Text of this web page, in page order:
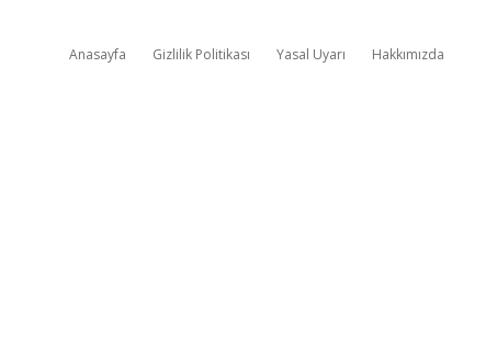
Anasayfa Gizlilik Politikası Yasal Uyarı Hakkımızda